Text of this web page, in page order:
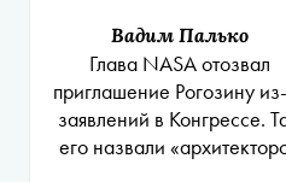
Вадим Палько
Глава NASA отозвал
приглашение Рогозину
заявлений в Конгрессе.
его назвали